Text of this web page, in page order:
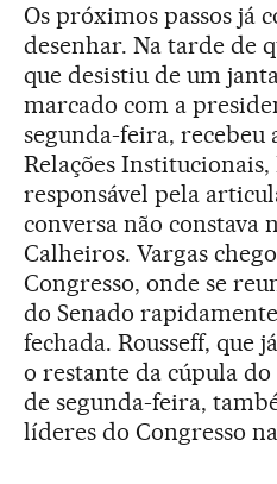
Os próximos passos já
desenhar. Na tarde de
que desistiu de um
marcado com a
segunda-feira,
Relações Institucionais,
responsável pela
conversa não constava
Calheiros. Vargas
Congresso, onde se
do Senado
fechada. Rousseff, que
o restante da cúpula
de segunda-feira,
líderes do Congresso